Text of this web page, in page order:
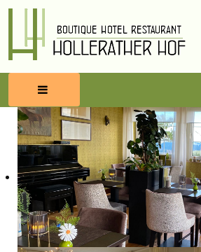
HOME
RESERVEREN
ETEN & DRINKEN
WELLNESS